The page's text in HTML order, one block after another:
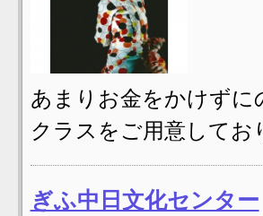
あまりお金をかけずに
クラスをご用意してお
ぎふ中日文化センター